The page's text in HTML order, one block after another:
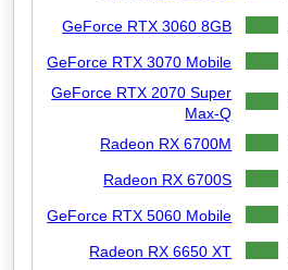
GeForce RTX 3060 8GB
GeForce RTX 3070 Mobile
GeForce RTX 2070 Super
Max-Q
Radeon RX 6700M
Radeon RX 6700S
GeForce RTX 5060 Mobile
Radeon RX 6650 XT